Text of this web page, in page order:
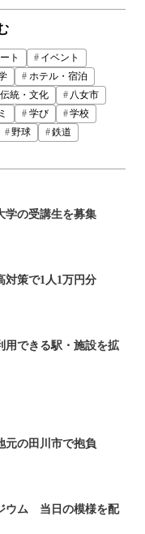
ト
イベント
ホテル・宿泊
伝統・文化
八女市
学び
学校
野球
鉄道
の受講生を募集
策で1人1万円分
用できる駅・施設を拡
の田川市で抱負
ウム 当日の模様を配